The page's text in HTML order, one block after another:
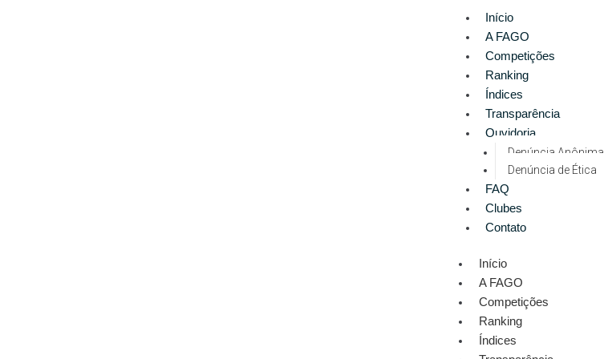
Início
A FAGO
Competições
Ranking
Índices
Transparência
Ouvidoria
Denúncia Anônima
Denúncia de Ética
FAQ
Clubes
Contato
Início
A FAGO
Competições
Ranking
Índices